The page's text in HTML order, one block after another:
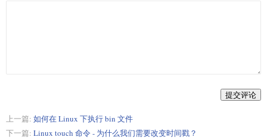
提交评论
上一篇: 如何在 Linux 下执行 bin 文件
下一篇: Linux touch 命令 - 为什么我们需要改变时间戳？